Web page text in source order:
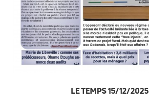
LE TEMPS 15/12/2025